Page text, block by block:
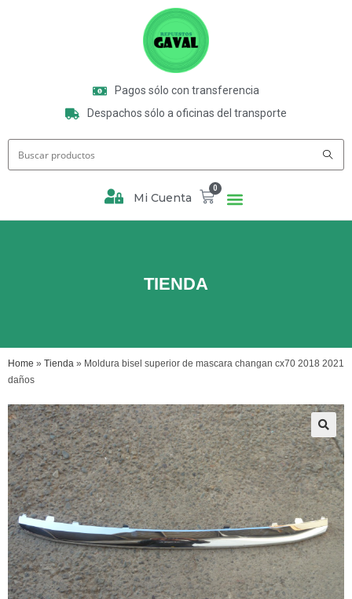
Pagos sólo con transferencia
Despachos sólo a oficinas del transporte
Mi Cuenta
0
TIENDA
Home » Tienda » Moldura bisel superior de mascara changan cx70 2018 2021
daños